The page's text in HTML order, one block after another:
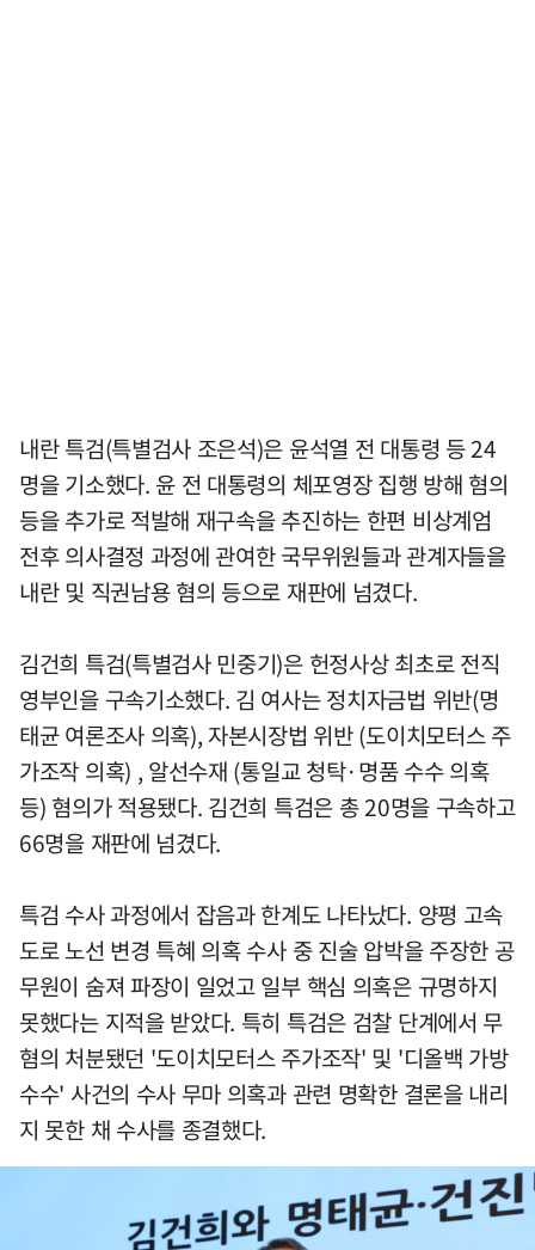
내란 특검(특별검사 조은석)은 윤석열 전 대통령 등 24
명을 기소했다. 윤 전 대통령의 체포영장 집행 방해 혐의
등을 추가로 적발해 재구속을 추진하는 한편 비상계엄
전후 의사결정 과정에 관여한 국무위원들과 관계자들을
내란 및 직권남용 혐의 등으로 재판에 넘겼다.
김건희 특검(특별검사 민중기)은 헌정사상 최초로 전직
영부인을 구속기소했다. 김 여사는 정치자금법 위반(명
태균 여론조사 의혹), 자본시장법 위반 (도이치모터스 주
가조작 의혹) , 알선수재 (통일교 청탁·명품 수수 의혹
등) 혐의가 적용됐다. 김건희 특검은 총 20명을 구속하고
66명을 재판에 넘겼다.
특검 수사 과정에서 잡음과 한계도 나타났다. 양평 고속
도로 노선 변경 특혜 의혹 수사 중 진술 압박을 주장한 공
무원이 숨져 파장이 일었고 일부 핵심 의혹은 규명하지
못했다는 지적을 받았다. 특히 특검은 검찰 단계에서 무
혐의 처분됐던 '도이치모터스 주가조작' 및 '디올백 가방
수수' 사건의 수사 무마 의혹과 관련 명확한 결론을 내리
지 못한 채 수사를 종결했다.